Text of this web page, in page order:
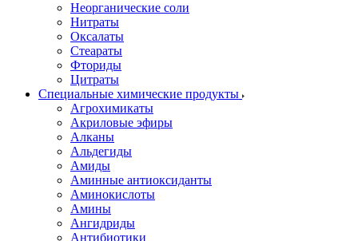
Неорганические соли
Нитраты
Оксалаты
Стеараты
Фториды
Цитраты
Специальные химические продукты
Агрохимикаты
Акриловые эфиры
Алканы
Альдегиды
Амиды
Аминные антиоксиданты
Аминокислоты
Амины
Ангидриды
Антибиотики